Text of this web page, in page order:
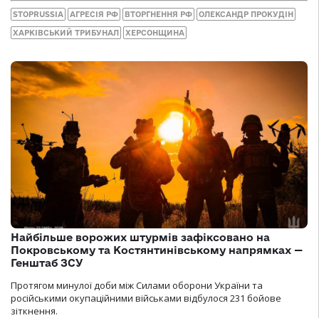
STOPRUSSIA АГРЕСІЯ РФ ВТОРГНЕННЯ РФ ОЛЕКСАНДР ПРОКУДІН
ХАРКІВСЬКИЙ ТРИБУНАЛ ХЕРСОНЩИНА
Найбільше ворожих штурмів зафіксовано на
Покровському та Костянтинівському напрямках —
Генштаб ЗСУ
Протягом минулої доби між Силами оборони України та
російськими окупаційними військами відбулося 231 бойове
зіткнення.